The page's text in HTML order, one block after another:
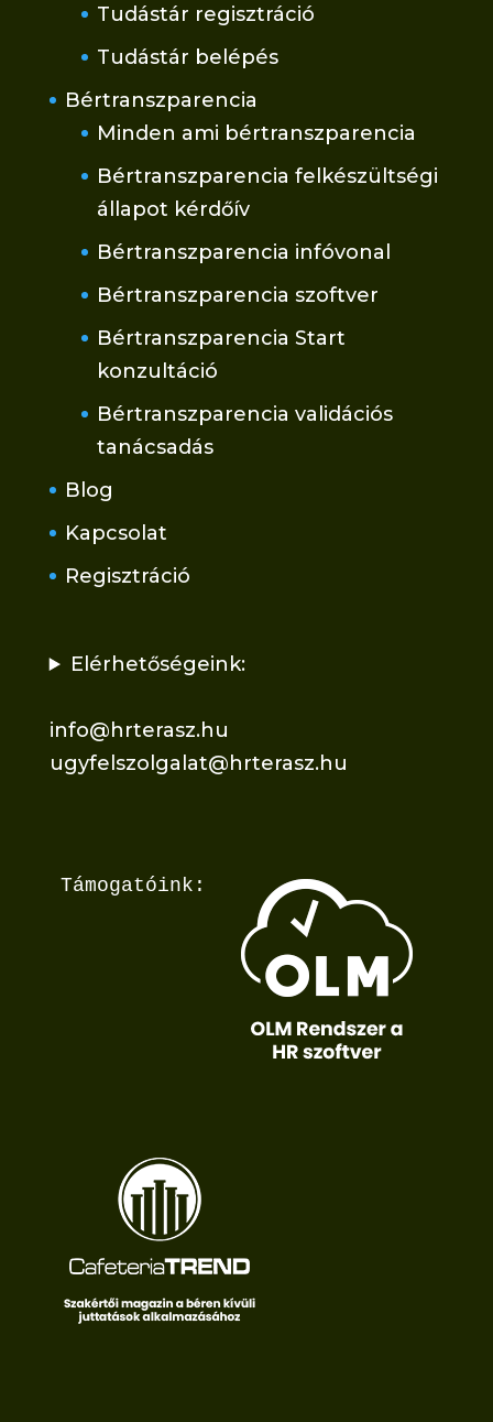
Tudástár regisztráció
Tudástár belépés
Bértranszparencia
Minden ami bértranszparencia
Bértranszparencia felkészültségi
állapot kérdőív
Bértranszparencia infóvonal
Bértranszparencia szoftver
Bértranszparencia Start
konzultáció
Bértranszparencia validációs
tanácsadás
Blog
Kapcsolat
Regisztráció
Elérhetőségeink:
info@hrterasz.hu
ugyfelszolgalat@hrterasz.hu
Támogatóink: